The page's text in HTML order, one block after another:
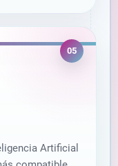
05
Artificial